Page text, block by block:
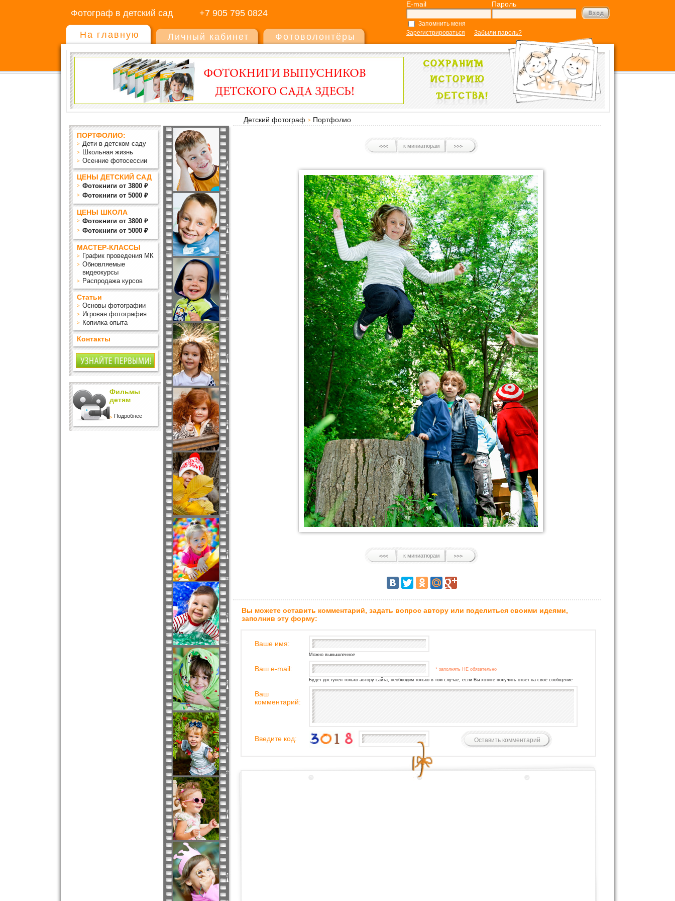
Фотограф в детский сад +7 905 795 0824
E-mail Пароль
Запомнить меня
Зарегистрироваться
Забыли пароль?
На главную Личный кабинет Фотоволонтёры
Детский фотограф
Портфолио
ПОРТФОЛИО:
Дети в детском саду
Школьная жизнь
Осенние фотосессии
ЦЕНЫ ДЕТСКИЙ САД
Фотокниги от 3800 ₽
Фотокниги от 5000 ₽
ЦЕНЫ ШКОЛА
Фотокниги от 3800 ₽
Фотокниги от 5000 ₽
МАСТЕР-КЛАССЫ
График проведения МК
Обновляемые
видеокурсы
Распродажа курсов
Статьи
Основы фотографии
Игровая фотография
Копилка опыта
Контакты
Фильмы
детям
Подробнее
к миниатюрам
к миниатюрам
Вы можете оставить комментарий, задать вопрос автору или поделиться своими идеями,
заполнив эту форму:
Ваше имя:
Можно вымышленное
Ваш e-mail: * заполнять НЕ обязательно
Будет доступен только автору сайта, необходим только в том случае, если Вы хотите получить ответ на своё сообщение
Ваш
комментарий:
Введите код: